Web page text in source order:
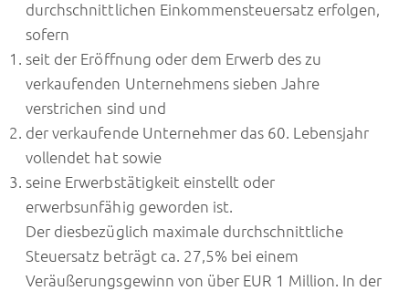
durchschnittlichen Einkommensteuersatz erfolgen,
sofern
seit der Eröffnung oder dem Erwerb des zu
verkaufenden Unternehmens sieben Jahre
verstrichen sind und
der verkaufende Unternehmer das 60. Lebensjahr
vollendet hat sowie
seine Erwerbstätigkeit einstellt oder
erwerbsunfähig geworden ist.
Der diesbezüglich maximale durchschnittliche
Steuersatz beträgt ca. 27,5% bei einem
Veräußerungsgewinn von über EUR 1 Million. In der